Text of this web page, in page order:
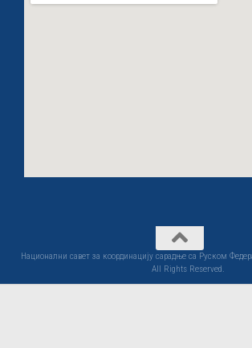
Национални савет за координацију сарадње са Руском
All Rights Reserved.